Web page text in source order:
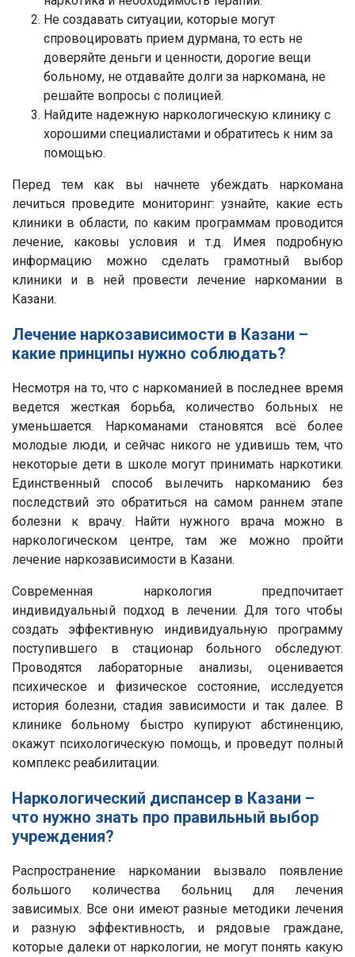
Не создавать ситуации, которые могут
спровоцировать прием дурмана, то есть не
доверяйте деньги и ценности, дорогие вещи
больному, не отдавайте долги за наркомана, не
решайте вопросы с полицией.
Найдите надежную наркологическую клинику с
хорошими специалистами и обратитесь к ним за
помощью.
Перед тем как вы начнете убеждать наркомана
лечиться проведите мониторинг: узнайте, какие есть
клиники в области, по каким программам проводится
лечение, каковы условия и т.д. Имея подробную
информацию можно сделать грамотный выбор
клиники и в ней провести лечение наркомании в
Казани.
Лечение наркозависимости в Казани –
какие принципы нужно соблюдать?
Несмотря на то, что с наркоманией в последнее время
ведется жесткая борьба, количество больных не
уменьшается. Наркоманами становятся всё более
молодые люди, и сейчас никого не удивишь тем, что
некоторые дети в школе могут принимать наркотики.
Единственный способ вылечить наркоманию без
последствий это обратиться на самом раннем этапе
болезни к врачу. Найти нужного врача можно в
наркологическом центре, там же можно пройти
лечение наркозависимости в Казани.
Современная наркология предпочитает
индивидуальный подход в лечении. Для того чтобы
создать эффективную индивидуальную программу
поступившего в стационар больного обследуют.
Проводятся лабораторные анализы, оценивается
психическое и физическое состояние, исследуется
история болезни, стадия зависимости и так далее. В
клинике больному быстро купируют абстиненцию,
окажут психологическую помощь, и проведут полный
комплекс реабилитации.
Наркологический диспансер в Казани –
что нужно знать про правильный выбор
учреждения?
Распространение наркомании вызвало появление
большого количества больниц для лечения
зависимых. Все они имеют разные методики лечения
и разную эффективность, и рядовые граждане,
которые далеки от наркологии, не могут понять какую